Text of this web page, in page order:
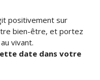
positivement sur
bien-être, et portez
vivant.
date dans votre